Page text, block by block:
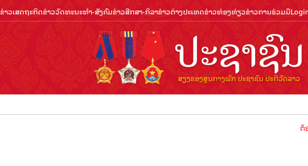
ຂ່າວເສດຖະກິດຂ່າວວັດທະນະທຳ-ສັງຄົມຂ່າວສືກສາ-ກິລາຂ່າວຕ່າງປະເທດຂ່າວທ່ອງທ່ຽວຂ່າວການຮ່ວມມື
ຕ້ອນຮັບປີ